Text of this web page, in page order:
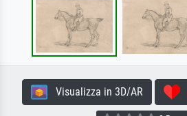
Visualizza in 3D/AR